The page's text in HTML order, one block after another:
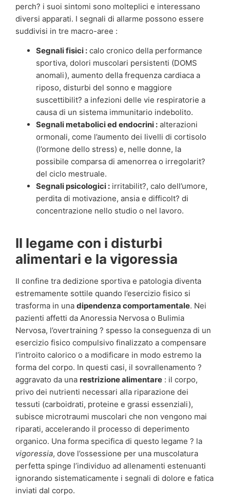
perch? i suoi sintomi sono molteplici e interessano
diversi apparati. I segnali di allarme possono essere
suddivisi in tre macro-aree :
Segnali fisici : calo cronico della performance
sportiva, dolori muscolari persistenti (DOMS
anomali), aumento della frequenza cardiaca a
riposo, disturbi del sonno e maggiore
suscettibilit? a infezioni delle vie respiratorie a
causa di un sistema immunitario indebolito.
Segnali metabolici ed endocrini : alterazioni
ormonali, come l’aumento dei livelli di cortisolo
(l’ormone dello stress) e, nelle donne, la
possibile comparsa di amenorrea o irregolarit?
del ciclo mestruale.
Segnali psicologici : irritabilit?, calo dell’umore,
perdita di motivazione, ansia e difficolt? di
concentrazione nello studio o nel lavoro.
Il legame con i disturbi
alimentari e la vigoressia
Il confine tra dedizione sportiva e patologia diventa
estremamente sottile quando l’esercizio fisico si
trasforma in una dipendenza comportamentale. Nei
pazienti affetti da Anoressia Nervosa o Bulimia
Nervosa, l’overtraining ? spesso la conseguenza di un
esercizio fisico compulsivo finalizzato a compensare
l’introito calorico o a modificare in modo estremo la
forma del corpo. In questi casi, il sovrallenamento ?
aggravato da una restrizione alimentare : il corpo,
privo dei nutrienti necessari alla riparazione dei
tessuti (carboidrati, proteine e grassi essenziali),
subisce microtraumi muscolari che non vengono mai
riparati, accelerando il processo di deperimento
organico. Una forma specifica di questo legame ? la
vigoressia, dove l’ossessione per una muscolatura
perfetta spinge l’individuo ad allenamenti estenuanti
ignorando sistematicamente i segnali di dolore e fatica
inviati dal corpo.